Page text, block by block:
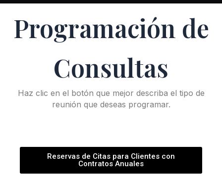
Programación de
Consultas
Haz clic en el botón que mejor describa el tipo de
reunión que deseas programar.
Reservas de Citas para Clientes con
Contratos Anuales